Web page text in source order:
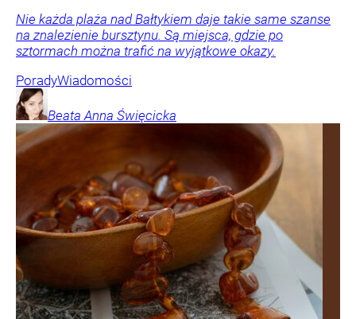
Nie każda plaża nad Bałtykiem daje takie same szanse
na znalezienie bursztynu. Są miejsca, gdzie po
sztormach można trafić na wyjątkowe okazy.
PoradyWiadomości
Beata Anna Święcicka